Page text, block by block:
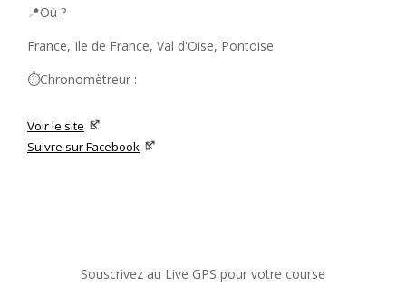
📍Où ?
France, Ile de France, Val d'Oise, Pontoise
⏱️Chronomètreur :
Voir le site
Suivre sur Facebook
Souscrivez au Live GPS pour votre course